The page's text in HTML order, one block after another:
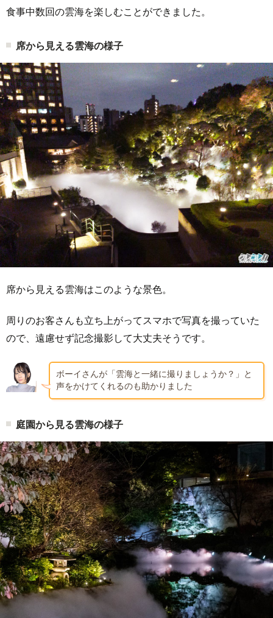
食事中数回の雲海を楽しむことができました。
席から見える雲海の様子
席から見える雲海はこのような景色。
周りのお客さんも立ち上がってスマホで写真を撮っていた
ので、遠慮せず記念撮影して大丈夫そうです。
ボーイさんが「雲海と一緒に撮りましょうか？」と
声をかけてくれるのも助かりました
庭園から見る雲海の様子